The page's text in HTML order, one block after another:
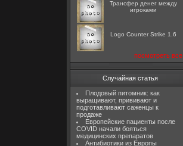
Трансфер денег между
игроками
Logo Counter Strike 1.6
посмотреть все
Случайная статья
Плодовый питомник: как
выращивают, прививают и
подготавливают саженцы к
продаже
Европейские пациенты после
COVID начали бояться
медицинских препаратов
Антибиотики из Европы